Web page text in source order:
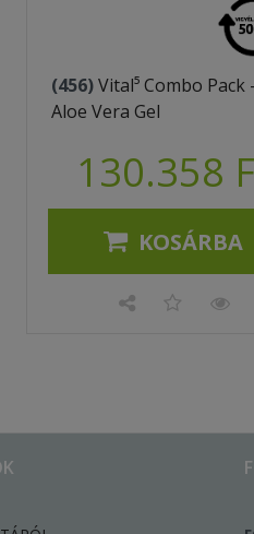
(456)Vital⁵ Combo Pack -
Aloe Vera Gel
130.358
KOSÁRBA